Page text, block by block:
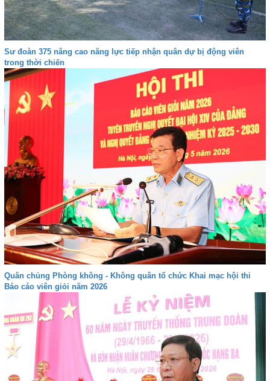
Sư đoàn 375 nâng cao năng lực tiếp nhận quân dự bị động viên
trong thời chiến
Quân chủng Phòng không - Không quân tổ chức Khai mạc hội thi
Báo cáo viên giỏi năm 2026